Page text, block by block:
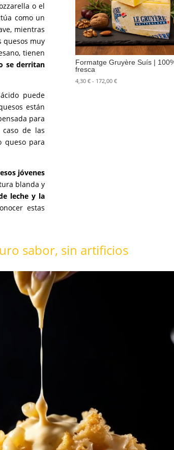
o el
como un
mientras
quesos muy
tienen
se derritan
puede
están
para
de las
queso para
jóvenes
blanda y
leche y la
estas
Formatge Gruyère Suís |
fresca
4,30 € - 172,00 €Rango
sabor, sin artificios